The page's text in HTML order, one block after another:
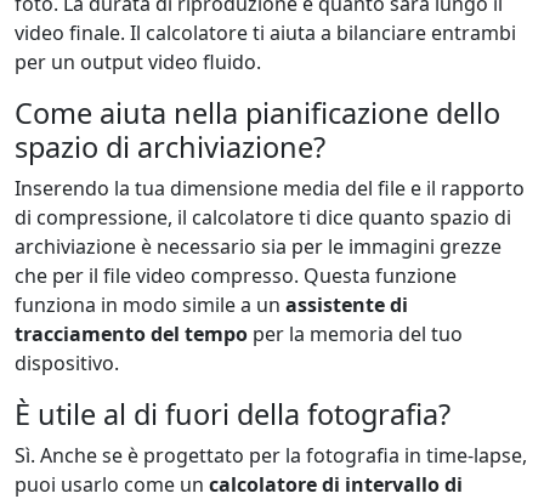
video finale. Il calcolatore ti aiuta a bilanciare entrambi
per un output video fluido.
Come aiuta nella pianificazione dello
spazio di archiviazione?
Inserendo la tua dimensione media del file e il rapporto
di compressione, il calcolatore ti dice quanto spazio di
archiviazione è necessario sia per le immagini grezze
che per il file video compresso. Questa funzione
funziona in modo simile a un assistente di
tracciamento del tempo per la memoria del tuo
dispositivo.
È utile al di fuori della fotografia?
Sì. Anche se è progettato per la fotografia in time-lapse,
puoi usarlo come un calcolatore di intervallo di